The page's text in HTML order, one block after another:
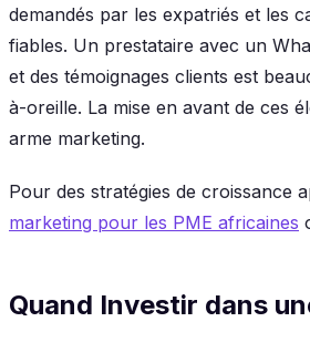
demandés par les expatriés et les
fiables. Un prestataire avec un
et des témoignages clients est
à-oreille. La mise en avant de ces
arme marketing.
Pour des stratégies de croissance
marketing pour les PME africaines
Quand Investir dans